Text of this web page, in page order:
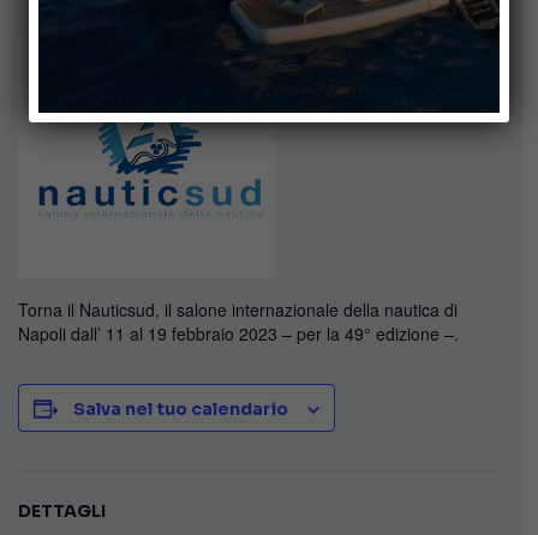
Torna il Nauticsud, il salone internazionale della nautica di
Napoli dall’ 11 al 19 febbraio 2023 – per la 49° edizione –.
Salva nel tuo calendario
DETTAGLI